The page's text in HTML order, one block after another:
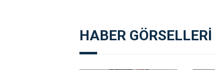
HABER GÖRSELLERİ